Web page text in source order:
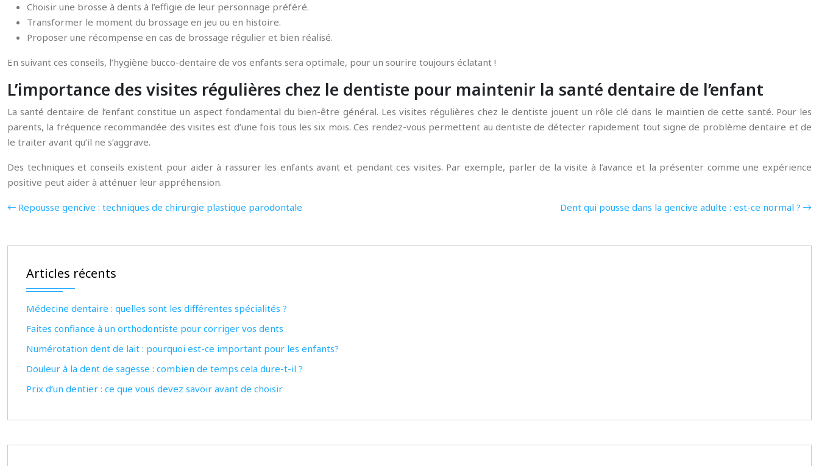
Choisir une brosse à dents à l’effigie de leur personnage préféré.
Transformer le moment du brossage en jeu ou en histoire.
Proposer une récompense en cas de brossage régulier et bien réalisé.
En suivant ces conseils, l’hygiène bucco-dentaire de vos enfants sera optimale, pour un sourire toujours éclatant !
L’importance des visites régulières chez le dentiste pour maintenir la santé dentaire de l’enfant
La santé dentaire de l’enfant constitue un aspect fondamental du bien-être général. Les visites régulières chez le dentiste jouent un rôle clé dans le maintien de cette santé. Pour les
parents, la fréquence recommandée des visites est d’une fois tous les six mois. Ces rendez-vous permettent au dentiste de détecter rapidement tout signe de problème dentaire et de
le traiter avant qu’il ne s’aggrave.
Des techniques et conseils existent pour aider à rassurer les enfants avant et pendant ces visites. Par exemple, parler de la visite à l’avance et la présenter comme une expérience
positive peut aider à atténuer leur appréhension.
Repousse gencive : techniques de chirurgie plastique parodontale Dent qui pousse dans la gencive adulte : est-ce normal ?
Articles récents
Médecine dentaire : quelles sont les différentes spécialités ?
Faites confiance à un orthodontiste pour corriger vos dents
Numérotation dent de lait : pourquoi est-ce important pour les enfants?
Douleur à la dent de sagesse : combien de temps cela dure-t-il ?
Prix d’un dentier : ce que vous devez savoir avant de choisir